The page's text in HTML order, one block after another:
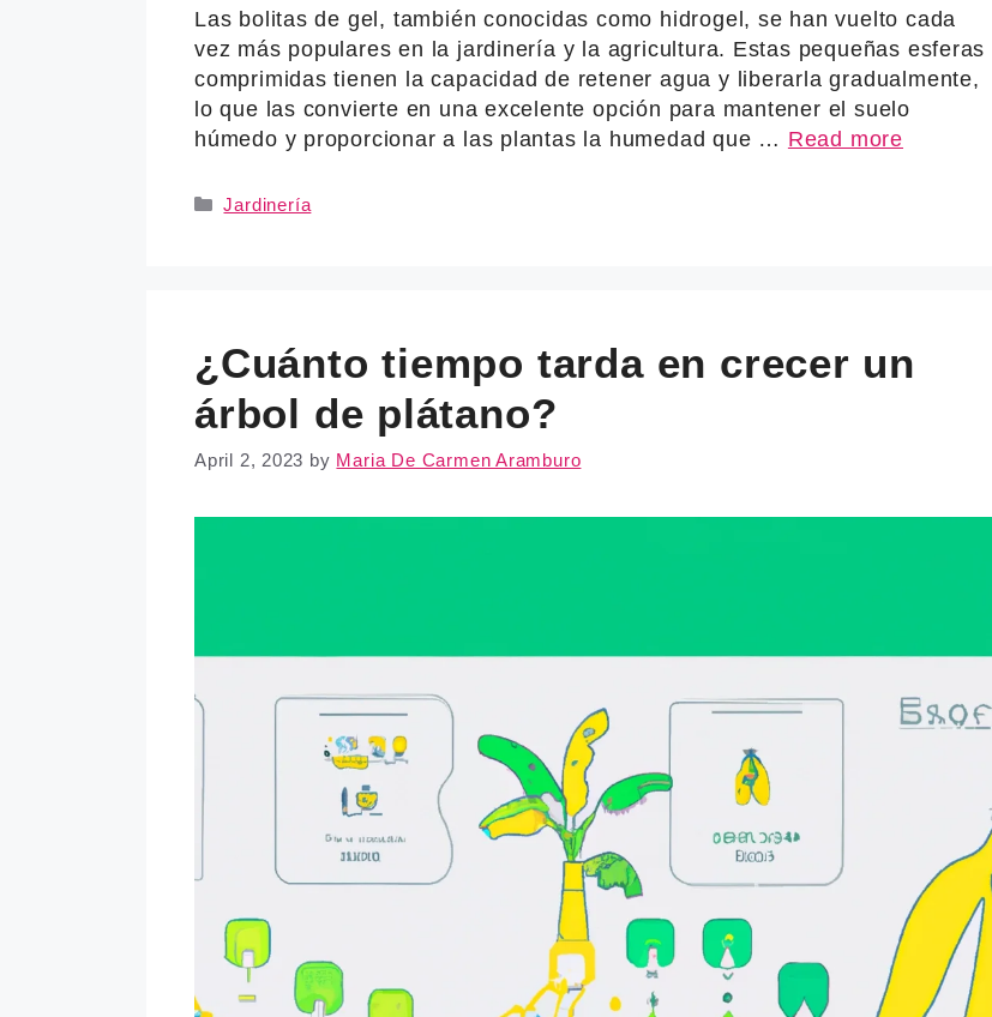
Las bolitas de gel, también conocidas como hidrogel, se han vuelto cada
vez más populares en la jardinería y la agricultura. Estas pequeñas esferas
comprimidas tienen la capacidad de retener agua y liberarla gradualmente,
lo que las convierte en una excelente opción para mantener el suelo
húmedo y proporcionar a las plantas la humedad que … Read more
Categories
Jardinería
¿Cuánto tiempo tarda en crecer un
árbol de plátano?
April 2, 2023 by Maria De Carmen Aramburo